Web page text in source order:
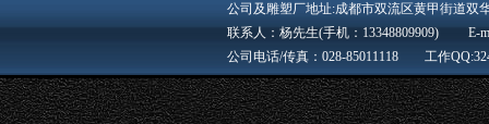
公司及雕塑厂地址:成都市双流区黄甲街道双
联系人：杨先生(手机：13348809909) E-mil
公司电话/传真：028-85011118 工作